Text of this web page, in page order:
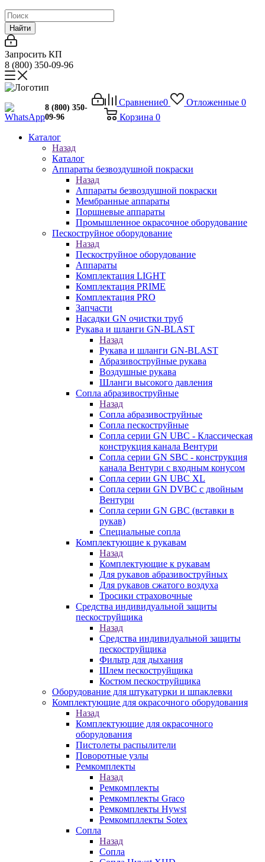
Найти
Запросить КП
8 (800) 350-09-96
Сравнение0 Отложенные 0
Корзина 0
8 (800) 350-
09-96
Каталог
Назад
Каталог
Аппараты безвоздушной покраски
Назад
Аппараты безвоздушной покраски
Мембранные аппараты
Поршневые аппараты
Промышленное окрасочное оборудование
Пескоструйное оборудование
Назад
Пескоструйное оборудование
Аппараты
Комплектация LIGHT
Комплектация PRIME
Комплектация PRO
Запчасти
Насадки GN очистки труб
Рукава и шланги GN-BLAST
Назад
Рукава и шланги GN-BLAST
Абразивоструйные рукава
Воздушные рукава
Шланги высокого давления
Сопла абразивоструйные
Назад
Сопла абразивоструйные
Сопла пескоструйные
Сопла серии GN UBC - Классическая
конструкция канала Вентури
Сопла серии GN SBC - конструкция
канала Вентури c входным конусом
Сопла серии GN UBC XL
Сопла серии GN DVBC с двойным
Вентури
Сопла серии GN GBC (вставки в
рукав)
Специальные сопла
Комплектующие к рукавам
Назад
Комплектующие к рукавам
Для рукавов абразивоструйных
Для рукавов сжатого воздуха
Тросики страховочные
Средства индивидуальной защиты
пескоструйщика
Назад
Средства индивидуальной защиты
пескоструйщика
Фильтр для дыхания
Шлем пескоструйщика
Костюм пескоструйщика
Оборудование для штукатурки и шпаклевки
Комплектующие для окрасочного оборудования
Назад
Комплектующие для окрасочного
оборудования
Пистолеты распылители
Поворотные узлы
Ремкомплекты
Назад
Ремкомплекты
Ремкомплекты Graco
Ремкомплекты Hywst
Ремкомпллекты Sotex
Сопла
Назад
Сопла